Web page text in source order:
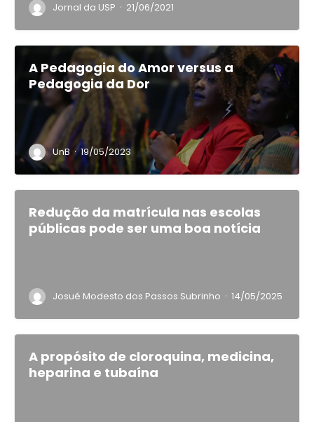
Jornal da USP · 21/06/2021
A Pedagogia do Amor versus a
Pedagogia da Dor
UnB · 19/05/2023
Redução da matrícula nas escolas
públicas pode ser uma boa notícia
Josué Modesto dos Passos Subrinho · 14/05/2025
A propósito de cloroquina, medicina,
heparina e tubaína